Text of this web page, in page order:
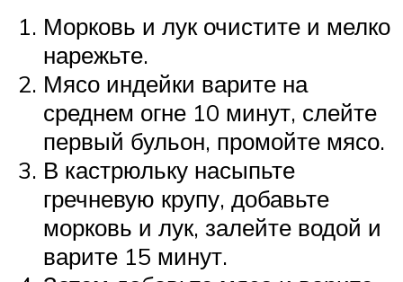
Морковь и лук очистите и мелко
нарежьте.
Мясо индейки варите на
среднем огне 10 минут, слейте
первый бульон, промойте мясо.
В кастрюльку насыпьте
гречневую крупу, добавьте
морковь и лук, залейте водой и
варите 15 минут.